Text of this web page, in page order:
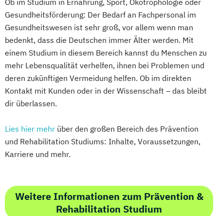
Gesundheitsförderung: Der Bedarf an Fachpersonal im
Gesundheitswesen ist sehr groß, vor allem wenn man
bedenkt, dass die Deutschen immer Älter werden. Mit
einem Studium in diesem Bereich kannst du Menschen zu
mehr Lebensqualität verhelfen, ihnen bei Problemen und
deren zukünftigen Vermeidung helfen. Ob im direkten
Kontakt mit Kunden oder in der Wissenschaft – das bleibt
dir überlassen.
Lies hier mehr über den großen Bereich des Prävention
und Rehabilitation Studiums: Inhalte, Voraussetzungen,
Karriere und mehr.
Weitere Informationen zum Prävention &
Rehabilitation Studium